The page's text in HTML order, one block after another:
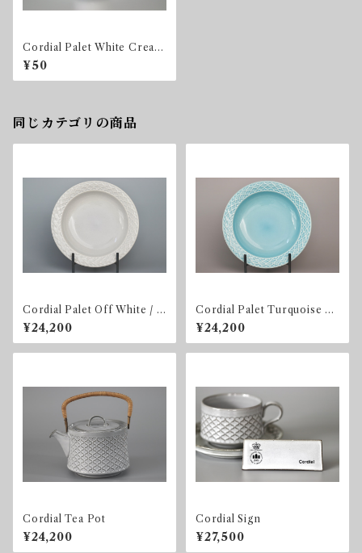
Cordial Palet White Cream
er
¥50
同じカテゴリの商品
Cordial Palet Off White / L
ight gray Soup Bowl
¥24,200
Cordial Palet Turquoise So
up Bowl
¥24,200
Cordial Tea Pot
¥24,200
Cordial Sign
¥27,500